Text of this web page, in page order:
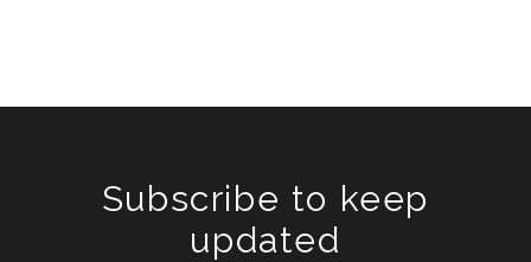
Subscribe to keep
updated